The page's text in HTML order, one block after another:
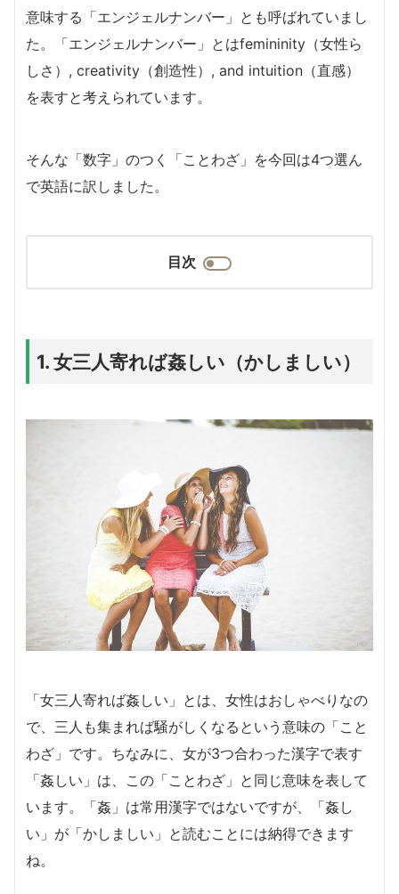
意味する「エンジェルナンバー」とも呼ばれていまし
た。「エンジェルナンバー」とはfemininity（女性ら
しさ）, creativity（創造性）, and intuition（直感）
を表すと考えられています。
そんな「数字」のつく「ことわざ」を今回は4つ選ん
で英語に訳しました。
目次
1. 女三人寄れば姦しい（かしましい）
「女三人寄れば姦しい」とは、女性はおしゃべりなの
で、三人も集まれば騒がしくなるという意味の「こと
わざ」です。ちなみに、女が3つ合わった漢字で表す
「姦しい」は、この「ことわざ」と同じ意味を表して
います。「姦」は常用漢字ではないですが、「姦し
い」が「かしましい」と読むことには納得できます
ね。